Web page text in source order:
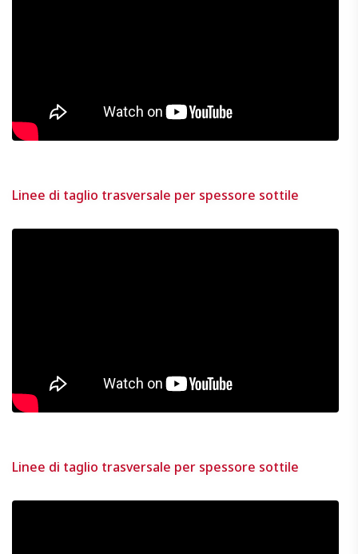
Linee di taglio trasversale per spessore sottile
Linee di taglio trasversale per spessore sottile